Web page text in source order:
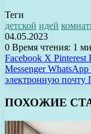
Теги
детской идей
04.05.2023
0 Время чтения: 1
Facebook X Pinterest
Messenger WhatsApp
электронную почту
ПОХОЖИЕ